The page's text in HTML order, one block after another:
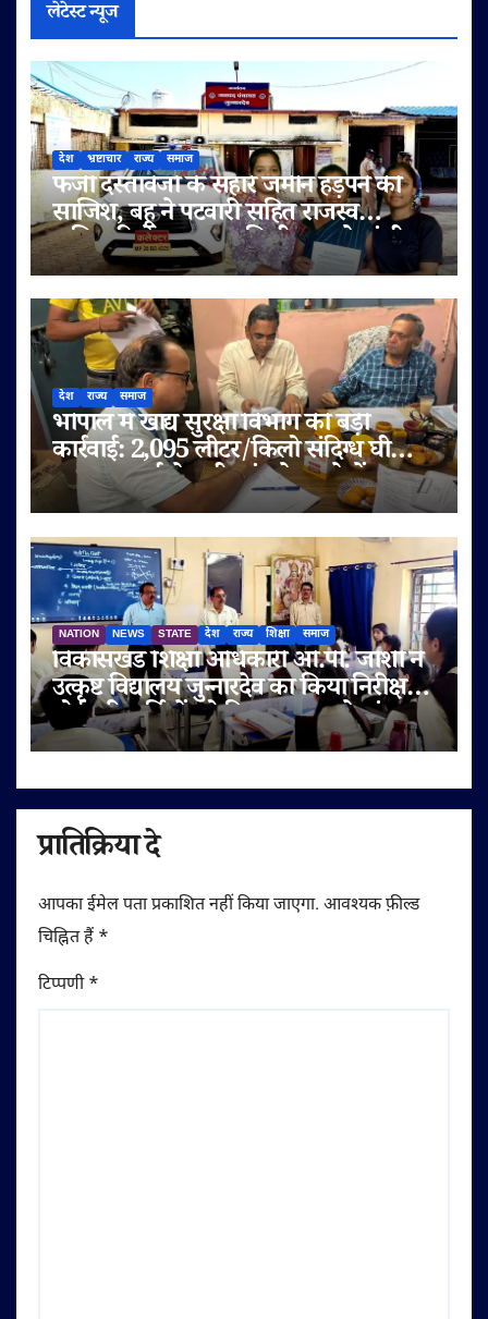
लेटेस्ट न्यूज
देश भ्रष्टाचार राज्य समाज
फर्जी दस्तावेजों के सहारे जमीन हड़पने की
साजिश, बहू ने पटवारी सहित राजस्व
अधिकारियों पर लगाए मिलीभगत के गंभीर
आरोप
देश राज्य समाज
भोपाल में खाद्य सुरक्षा विभाग की बड़ी
कार्रवाई: 2,095 लीटर/किलो संदिग्ध घी
जब्त, सप्लाई चेन भी जांच के दायरे में
NATION NEWS STATE देश राज्य शिक्षा समाज
विकासखंड शिक्षा अधिकारी ओ.पी. जोशी ने
उत्कृष्ट विद्यालय जुन्नारदेव का किया निरीक्षण,
बोर्ड परीक्षार्थियों को दिए सफलता के मंत्र
प्रातिक्रिया दे
आपका ईमेल पता प्रकाशित नहीं किया जाएगा. आवश्यक फ़ील्ड
चिह्नित हैं *
टिप्पणी*